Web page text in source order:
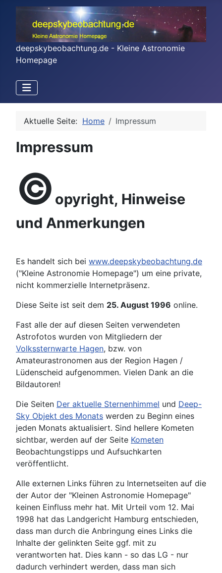
deepskybeobachtung.de - Kleine Astronomie
Homepage
Aktuelle Seite: Home Impressum
Impressum
© opyright, Hinweise
und Anmerkungen
Es handelt sich bei www.deepskybeobachtung.de
("Kleine Astronomie Homepage") um eine private,
nicht kommerzielle Internetpräsenz.
Diese Seite ist seit dem 25. August 1996 online.
Fast alle der auf diesen Seiten verwendeten
Astrofotos wurden von Mitgliedern der
Volkssternwarte Hagen, bzw. von
Amateurastronomen aus der Region Hagen /
Lüdenscheid aufgenommen. Vielen Dank an die
Bildautoren!
Die Seiten Der aktuelle Sternenhimmel und Deep-
Sky Objekt des Monats werden zu Beginn eines
jeden Monats aktualisiert. Sind hellere Kometen
sichtbar, werden auf der Seite Kometen
Beobachtungstipps und Aufsuchkarten
veröffentlicht.
Alle externen Links führen zu Internetseiten auf die
der Autor der "Kleinen Astronomie Homepage"
keinen Einfluss mehr hat. Mit Urteil vom 12. Mai
1998 hat das Landgericht Hamburg entschieden,
dass man durch die Anbringung eines Links die
Inhalte der gelinkten Seite ggf. mit zu
verantworten hat. Dies kann - so das LG - nur
dadurch verhindert werden, dass man sich